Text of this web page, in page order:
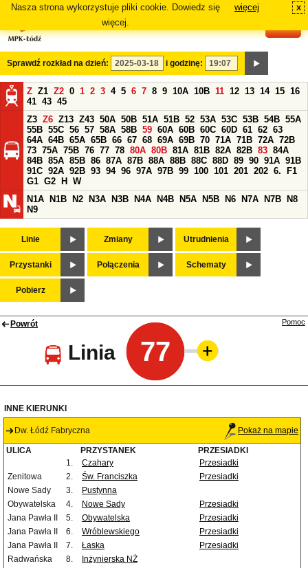
Nasza strona wykorzystuje pliki cookie. Dowiedz się
więcej.
więcej x
Sprawdź rozkład na dzień: i godzinę:
Z Z1 Z2 0 1 2 3 4 5 6 7 8 9 10A 10B 11 12 13 14 15 16
41 43 45
Z3 Z6 Z13 Z43 50A 50B 51A 51B 52 53A 53C 53B 54B 55A
55B 55C 56 57 58A 58B 59 60A 60B 60C 60D 61 62 63
64A 64B 65A 65B 66 67 68 69A 69B 70 71A 71B 72A 72B
73 75A 75B 76 77 78 80A 80B 81A 81B 82A 82B 83 84A
84B 85A 85B 86 87A 87B 88A 88B 88C 88D 89 90 91A 91B
91C 92A 92B 93 94 96 97A 97B 99 100 101 201 202 6.
F1
G1 G2 H
W
N1A
N1B N2 N3A N3B N4A N4B N5A N5B N6 N7A N7B
N8
N9
Linie Zmiany Utrudnienia
Przystanki Połączenia Schematy
Pobierz
Powrót
Linia 77
Pomoc
INNE KIERUNKI
Dw. Łódź Fabryczna Pokaż na mapie
ULICA PRZYSTANEK
PRZESIADKI
1.
Czahary
Przesiadki
Zenitowa
2. Św. Franciszka
Przesiadki
Nowe Sady
3.
Pustynna
Obywatelska
4. Nowe Sady
Przesiadki
Jana Pawła II
5. Obywatelska
Przesiadki
Jana Pawła II
6. Wróblewskiego
Przesiadki
Jana Pawła II
7. Łaska
Przesiadki
Radwańska
8.
Inżynierska NŻ